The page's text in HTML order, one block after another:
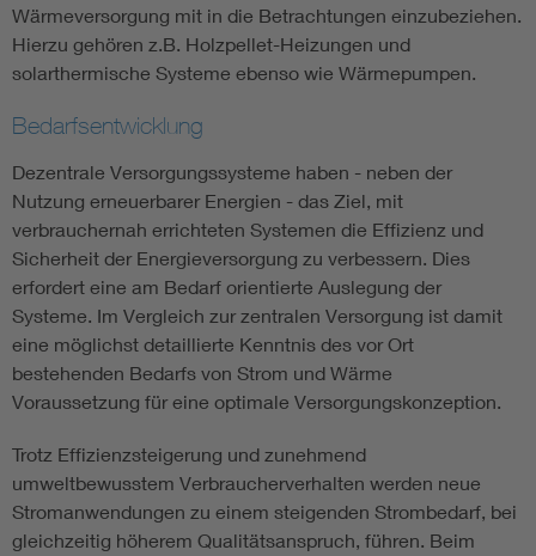
Wärmeversorgung mit in die Betrachtungen einzubeziehen.
Hierzu gehören z.B. Holzpellet-Heizungen und
solarthermische Systeme ebenso wie Wärmepumpen.
Bedarfsentwicklung
Dezentrale Versorgungssysteme haben - neben der
Nutzung erneuerbarer Energien - das Ziel, mit
verbrauchernah errichteten Systemen die Effizienz und
Sicherheit der Energieversorgung zu verbessern. Dies
erfordert eine am Bedarf orientierte Auslegung der
Systeme. Im Vergleich zur zentralen Versorgung ist damit
eine möglichst detaillierte Kenntnis des vor Ort
bestehenden Bedarfs von Strom und Wärme
Voraussetzung für eine optimale Versorgungskonzeption.
Trotz Effizienzsteigerung und zunehmend
umweltbewusstem Verbraucherverhalten werden neue
Stromanwendungen zu einem steigenden Strombedarf, bei
gleichzeitig höherem Qualitätsanspruch, führen. Beim